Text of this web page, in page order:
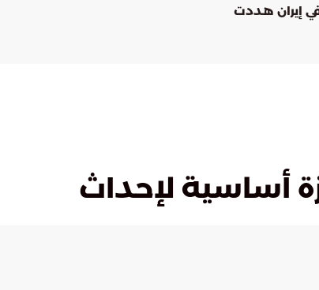
إيران هددت
أساسية لإحداث